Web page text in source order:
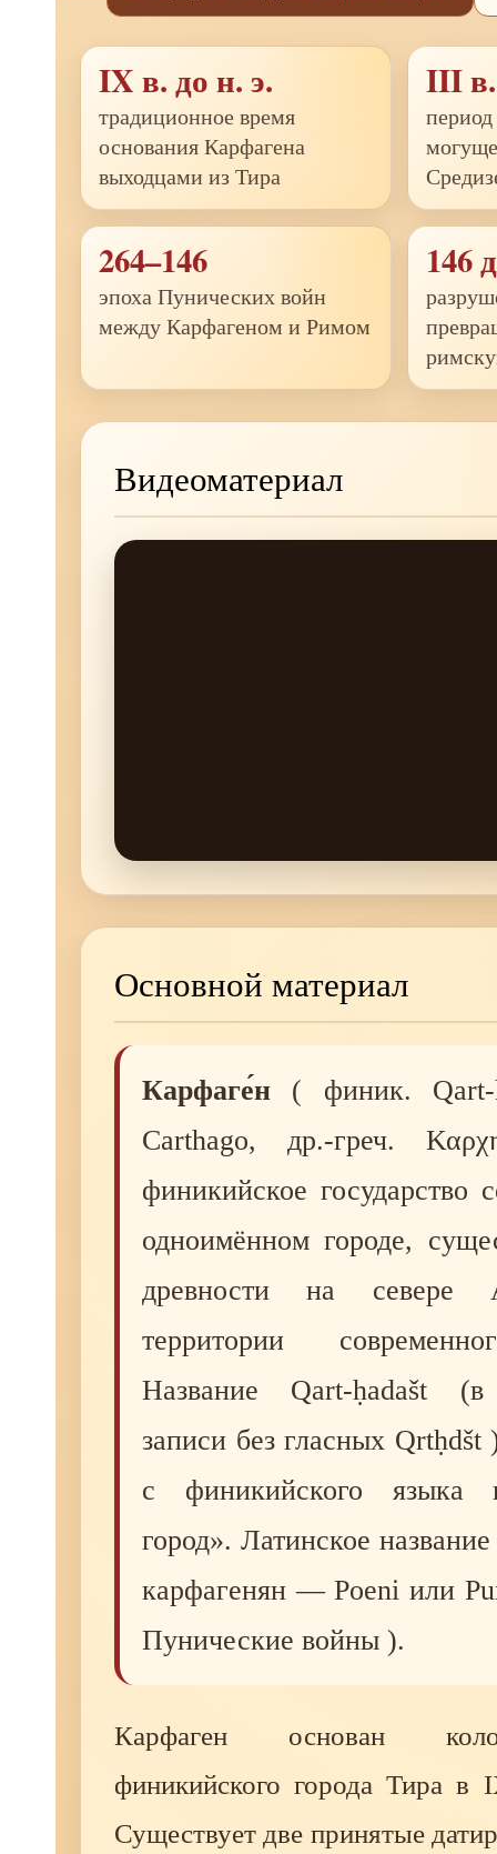
IX в. до н. э.
традиционное время
основания Карфагена
выходцами из Тира
III
264–146
эпоха Пунических войн
между Карфагеном и Римом
146
Видеоматериал
Основной материал
Карфаге́н ( финик. Qart-
Carthago, др.-греч.
финикийское государство
одноимённом городе,
древности на севере
территории
Название Qart-ḥadašt (в
записи без гласных Qrtḥdšt
с финикийского языка
город». Латинское
карфагенян — Poeni или
Пунические войны ).
Карфаген основан
финикийского города Тира в
Существует две принятые